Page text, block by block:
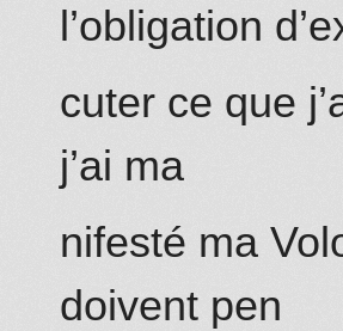
l’obligation
cuter ce que
j’ai ma
nifesté ma
doivent pen